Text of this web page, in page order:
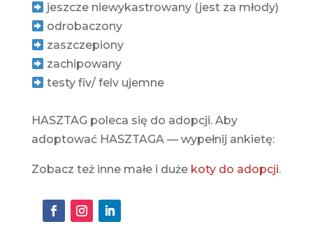
jeszcze niewykastrowany (jest za młody)
odrobaczony
zaszczepiony
zachipowany
testy fiv/ felv ujemne
HASZTAG poleca się do adopcji. Aby
adoptować HASZTAGA — wypełnij ankietę:
Zobacz też inne małe i duże koty do adopcji.